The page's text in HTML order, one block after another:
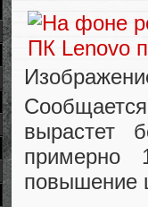
вырастет
примерно
повышение